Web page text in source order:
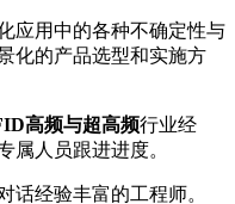
应用中的各种不确定性与
化的产品选型和实施方
高频与超高频行业经
属人员跟进进度。
话经验丰富的工程师。